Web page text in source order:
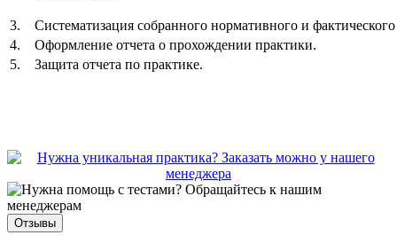
3.
Систематизация собранного нормативного и
4.
Оформление отчета о прохождении практики.
5.
Защита отчета по практике.
Отзывы